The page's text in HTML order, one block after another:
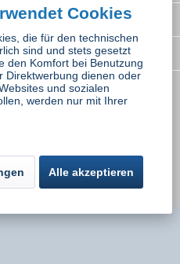
zzgl.Versandkostenwenn nicht
AGB Impressum
Niederbayern
Cookies
die für den technischen
sind und stets gesetzt
den Komfort bei Benutzung
Direktwerbung dienen oder
und sozialen
werden nur mit Ihrer
Alle akzeptieren